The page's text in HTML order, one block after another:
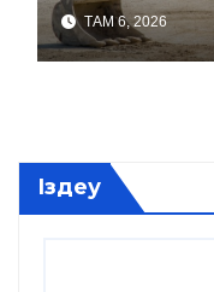
ТАМ 6, 2026
Іздеу